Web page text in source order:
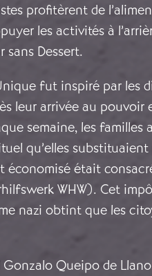
profitèrent de
les activités à
Dessert.
fut inspiré par les
leur arrivée au pouvoir
semaine, les familles
qu’elles
économisé était
WHW). Cet
nazi obtint que les
Queipo de